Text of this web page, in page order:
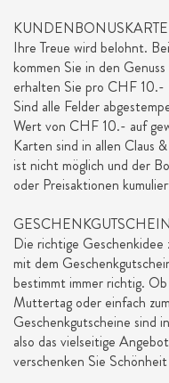
KUNDENBONUSKARTE
Ihre Treue wird belohnt.
kommen Sie in den
erhalten Sie pro CHF 10.-
Sind alle Felder
Wert von CHF 10.- auf
Karten sind in allen Claus
ist nicht möglich und der
oder Preisaktionen
GESCHENKGUTSCHEIN
Die richtige
mit dem
bestimmt immer richtig.
Muttertag oder einfach
Geschenkgutscheine sind
also das vielseitige
verschenken Sie